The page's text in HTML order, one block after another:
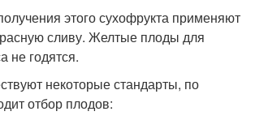
этого сухофрукта применяют
сливу. Желтые плоды для
не годятся.
некоторые стандарты, по
отбор плодов: